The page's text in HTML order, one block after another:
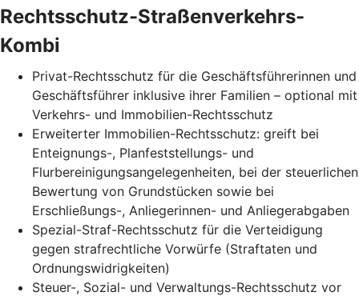
Rechtsschutz-Straßenverkehrs-
Kombi
Privat-Rechtsschutz für die Geschäftsführerinnen und
Geschäftsführer inklusive ihrer Familien – optional mit
Verkehrs- und Immobilien-Rechtsschutz
Erweiterter Immobilien-Rechtsschutz: greift bei
Enteignungs-, Planfeststellungs- und
Flurbereinigungsangelegenheiten, bei der steuerlichen
Bewertung von Grundstücken sowie bei
Erschließungs-, Anliegerinnen- und Anliegerabgaben
Spezial-Straf-Rechtsschutz für die Verteidigung
gegen strafrechtliche Vorwürfe (Straftaten und
Ordnungswidrigkeiten)
Steuer-, Sozial- und Verwaltungs-Rechtsschutz vor